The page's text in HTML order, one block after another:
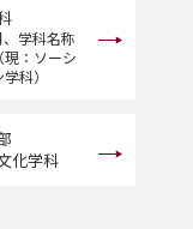
学科名称
現：ソーシ
科）
化学科